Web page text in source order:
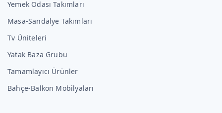
Yemek Odası Takımları
Masa-Sandalye Takımları
Tv Üniteleri
Yatak Baza Grubu
Tamamlayıcı Ürünler
Bahçe-Balkon Mobilyaları